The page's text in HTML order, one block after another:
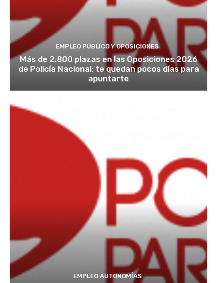
EMPLEO PÚBLICO Y OPOSICIONES
Más de 2.800 plazas en las Oposiciones 2026
de Policía Nacional: te quedan pocos días para
apuntarte
EMPLEO AUTONOMÍAS